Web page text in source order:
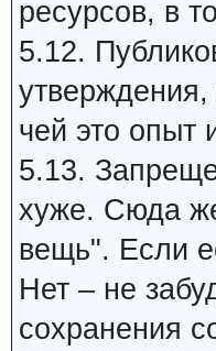
ресурсов, в
5.12.
чей это опыт
5.13.
хуже. Сюда
вещь". Если
Нет – не
сохранения